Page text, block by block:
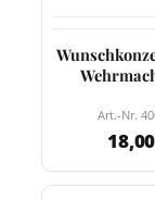
Art.-Nr.